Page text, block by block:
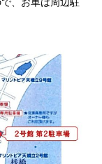
、お車は周辺駐